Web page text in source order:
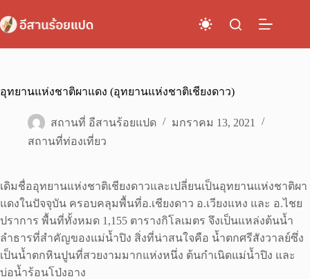
to
content
อุทยานแห่งชาติผาแดง (อุทยานแห่งชาติเชียงดาว)
สถานที่ อีสานร้อยแปด
มกราคม 13, 2021
สถานที่ท่องเที่ยว
เดิมชื่ออุทยานแห่งชาติเชียงดาวและเปลี่ยนเป็นอุทยานแห่งชาติผา
แดงในปัจจุบัน ครอบคลุมพื้นที่อ.เชียงดาว อ.เวียงแหง และ อ.ไชย
ปราการ พื้นที่ทั้งหมด 1,155 ตารางกิโลเมตร จึงเป็นแหล่งต้นน้ำ
ลำธารที่สำคัญของแม่น้ำปิง สิ่งที่น่าสนใจคือ น้ำตกศรีสังวาลย์ซึ่ง
เป็นน้ำตกหินปูนที่สวยงามมากแห่งหนึ่ง ต้นกำเนิดแม่น้ำปิง และ
บ่อน้ำร้อนโป่งอาง